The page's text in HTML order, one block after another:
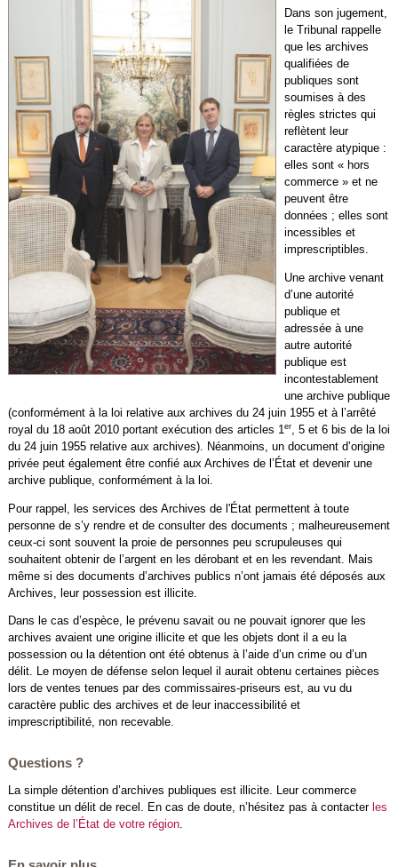
Dans son jugement,
le Tribunal rappelle
que les archives
qualifiées de
publiques sont
soumises à des
règles strictes qui
reflètent leur
caractère atypique :
elles sont « hors
commerce » et ne
peuvent être
données ; elles sont
incessibles et
imprescriptibles.
Une archive venant
d’une autorité
publique et
adressée à une
autre autorité
publique est
incontestablement
une archive publique
(conformément à la loi relative aux archives du 24 juin 1955 et à l’arrêté
royal du 18 août 2010 portant exécution des articles 1 er, 5 et 6 bis de la loi
du 24 juin 1955 relative aux archives). Néanmoins, un document d’origine
privée peut également être confié aux Archives de l’État et devenir une
archive publique, conformément à la loi.
Pour rappel, les services des Archives de l'État permettent à toute
personne de s’y rendre et de consulter des documents ; malheureusement
ceux-ci sont souvent la proie de personnes peu scrupuleuses qui
souhaitent obtenir de l’argent en les dérobant et en les revendant. Mais
même si des documents d’archives publics n’ont jamais été déposés aux
Archives, leur possession est illicite.
Dans le cas d’espèce, le prévenu savait ou ne pouvait ignorer que les
archives avaient une origine illicite et que les objets dont il a eu la
possession ou la détention ont été obtenus à l’aide d’un crime ou d’un
délit. Le moyen de défense selon lequel il aurait obtenu certaines pièces
lors de ventes tenues par des commissaires-priseurs est, au vu du
caractère public des archives et de leur inaccessibilité et
imprescriptibilité, non recevable.
Questions ?
La simple détention d’archives publiques est illicite. Leur commerce
constitue un délit de recel. En cas de doute, n’hésitez pas à contacter les
Archives de l’État de votre région.